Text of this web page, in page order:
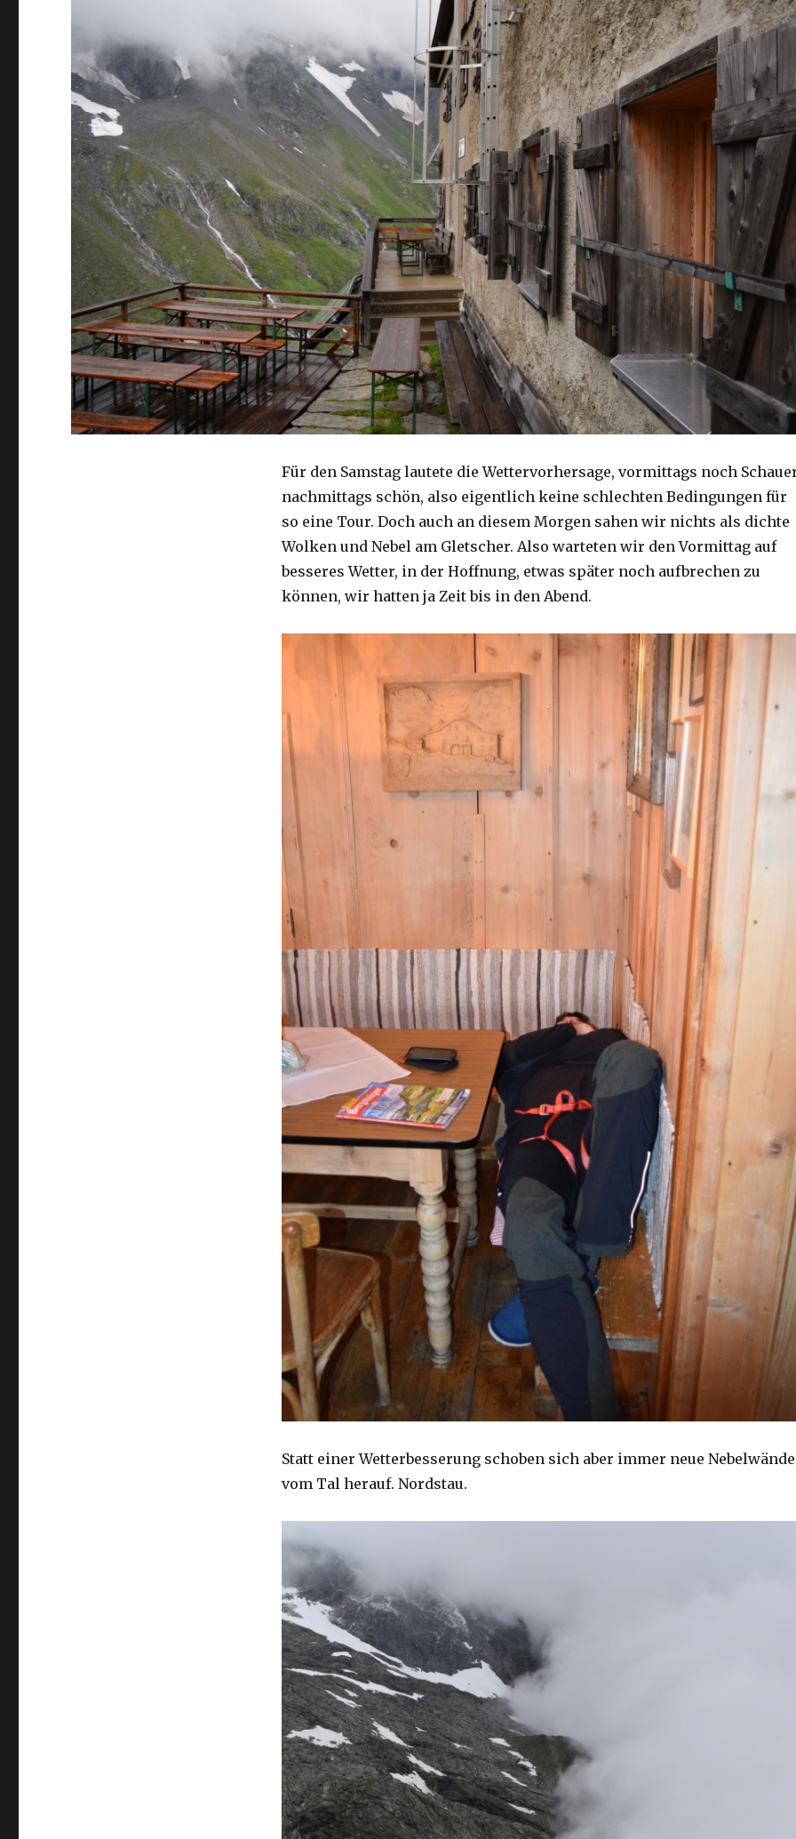
Für den Samstag lautete die Wettervorhersage, vormittags noch
nachmittags schön, also eigentlich keine schlechten Bedingungen für
so eine Tour. Doch auch an diesem Morgen sahen wir nichts als dichte
Wolken und Nebel am Gletscher. Also warteten wir den Vormittag auf
besseres Wetter, in der Hoffnung, etwas später noch aufbrechen zu
können, wir hatten ja Zeit bis in den Abend.
Statt einer Wetterbesserung schoben sich aber immer neue Nebelwände
vom Tal herauf. Nordstau.